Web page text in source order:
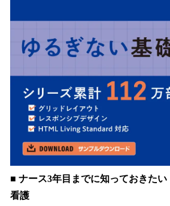
■ ナース3年目までに知っておきた
看護